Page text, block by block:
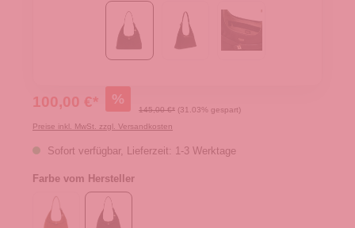
100,00 €* %
145,00 €* (31.03% gespart)
Preise inkl. MwSt. zzgl. Versandkosten
Sofort verfügbar, Lieferzeit: 1-3 Werktage
Farbe vom Hersteller